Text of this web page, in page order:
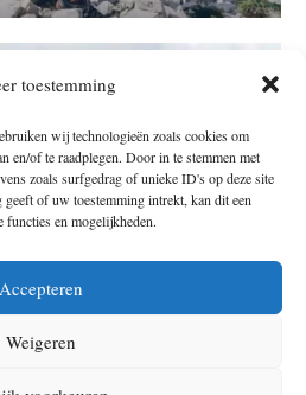
toestemming
wij technologieën zoals cookies om
en/of te raadplegen. Door in te stemmen met
zoals surfgedrag of unieke ID's op deze site
of uw toestemming intrekt, kan dit een
functies en mogelijkheden.
Accepteren
Weigeren
TOFSTE HIKES IN